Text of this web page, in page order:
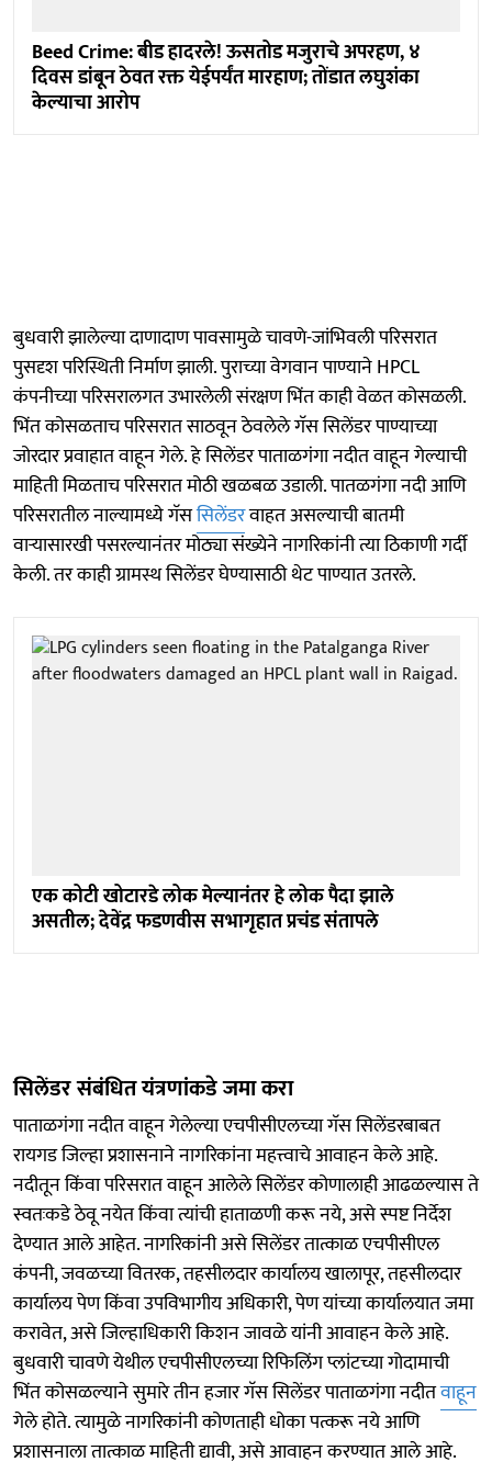
Beed Crime: बीड हादरले! ऊसतोड मजुराचे अपरहण, ४
दिवस डांबून ठेवत रक्त येईपर्यंत मारहाण; तोंडात लघुशंका
केल्याचा आरोप
बुधवारी झालेल्या दाणादाण पावसामुळे चावणे-जांभिवली परिसरात
पुसदृश परिस्थिती निर्माण झाली. पुराच्या वेगवान पाण्याने HPCL
कंपनीच्या परिसरालगत उभारलेली संरक्षण भिंत काही वेळत कोसळली.
भिंत कोसळताच परिसरात साठवून ठेवलेले गॅस सिलेंडर पाण्याच्या
जोरदार प्रवाहात वाहून गेले. हे सिलेंडर पाताळगंगा नदीत वाहून गेल्याची
माहिती मिळताच परिसरात मोठी खळबळ उडाली. पातळगंगा नदी आणि
परिसरातील नाल्यामध्ये गॅससिलेंडरवाहत असल्याची बातमी
वाऱ्यासारखी पसरल्यानंतर मोठ्या संख्येने नागरिकांनी त्या ठिकाणी गर्दी
केली. तर काही ग्रामस्थ सिलेंडर घेण्यासाठी थेट पाण्यात उतरले.
एक कोटी खोटारडे लोक मेल्यानंतर हे लोक पैदा झाले
असतील; देवेंद्र फडणवीस सभागृहात प्रचंड संतापले
सिलेंडर संबंधित यंत्रणांकडे जमा करा
पाताळगंगा नदीत वाहून गेलेल्या एचपीसीएलच्या गॅस सिलेंडरबाबत
रायगड जिल्हा प्रशासनाने नागरिकांना महत्त्वाचे आवाहन केले आहे.
नदीतून किंवा परिसरात वाहून आलेले सिलेंडर कोणालाही आढळल्यास ते
स्वतःकडे ठेवू नयेत किंवा त्यांची हाताळणी करू नये, असे स्पष्ट निर्देश
देण्यात आले आहेत. नागरिकांनी असे सिलेंडर तात्काळ एचपीसीएल
कंपनी, जवळच्या वितरक, तहसीलदार कार्यालय खालापूर, तहसीलदार
कार्यालय पेण किंवा उपविभागीय अधिकारी, पेण यांच्या कार्यालयात जमा
करावेत, असे जिल्हाधिकारी किशन जावळे यांनी आवाहन केले आहे.
बुधवारी चावणे येथील एचपीसीएलच्या रिफिलिंग प्लांटच्या गोदामाची
भिंत कोसळल्याने सुमारे तीन हजार गॅस सिलेंडर पाताळगंगा नदीतवाहून
गेले होते. त्यामुळे नागरिकांनी कोणताही धोका पत्करू नये आणि
प्रशासनाला तात्काळ माहिती द्यावी, असे आवाहन करण्यात आले आहे.